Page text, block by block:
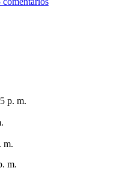
p. m.
m.
m.